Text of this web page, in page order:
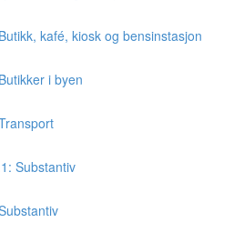
kafé, kiosk og bensinstasjon
i byen
Substantiv